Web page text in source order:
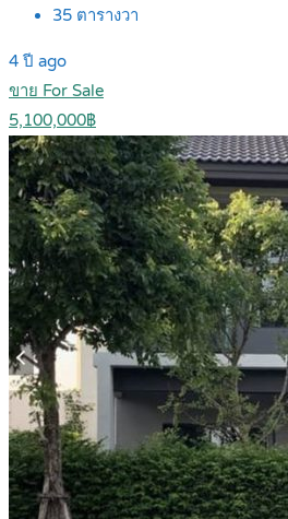
35 ตารางวา
4 ปี ago
ขาย For Sale
5,100,000฿